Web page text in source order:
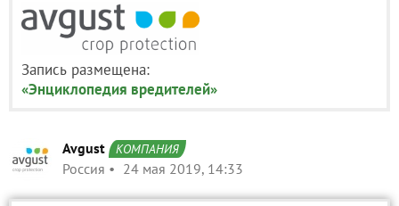
Запись размещена:
«Энциклопедия вредителей»
Avgust КОМПАНИЯ
Россия 24 мая 2019, 14:33